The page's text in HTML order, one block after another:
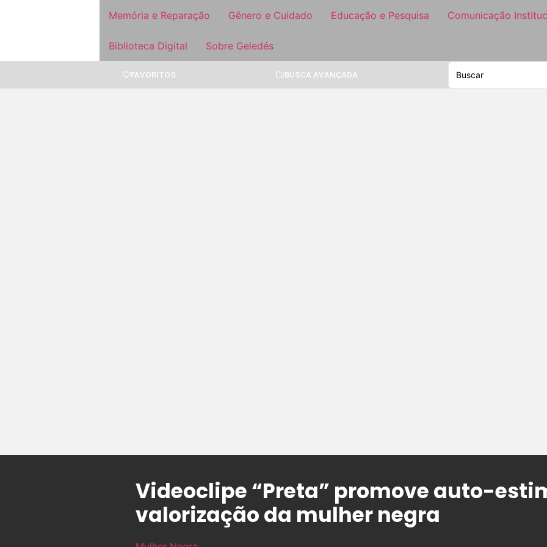
Memória e Reparação Gênero e Cuidado Educação e Pesquisa Comunicação
Biblioteca Digital Sobre Geledés
FAVORITOS BUSCA AVANÇADA
Videoclipe “Preta” promove auto-
valorização da mulher negra